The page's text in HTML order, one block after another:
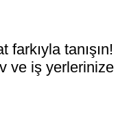
tanışın!
ve iş yerlerinize